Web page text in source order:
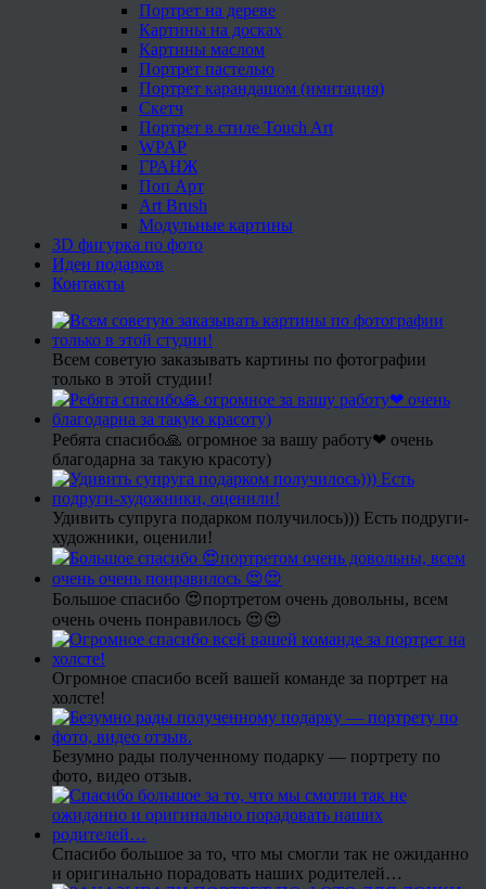
Портрет на дереве
Картины на досках
Картины маслом
Портрет пастелью
Портрет карандашом (имитация)
Скетч
Портрет в стиле Touch Art
WPAP
ГРАНЖ
Поп Арт
Art Brush
Модульные картины
3D фигурка по фото
Идеи подарков
Контакты
Всем советую заказывать картины по фотографии
только в этой студии!
Ребята спасибо🙏 огромное за вашу работу❤ очень
благодарна за такую красоту)
Удивить супруга подарком получилось))) Есть подруги-
художники, оценили!
Большое спасибо 😍портретом очень довольны, всем
очень очень понравилось 😍😍
Огромное спасибо всей вашей команде за портрет на
холсте!
Безумно рады полученному подарку — портрету по
фото, видео отзыв.
Спасибо большое за то, что мы смогли так не ожиданно
и оригинально порадовать наших родителей…